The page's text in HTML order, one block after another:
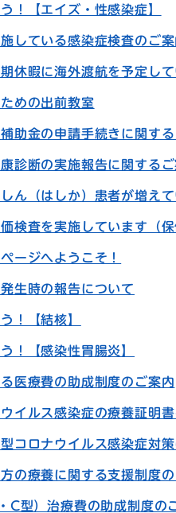
！【エイズ・性感染症】
している感染症検査のご案
休暇に海外渡航を予定し
めの出前教室
助金の申請手続きに関す
診断の実施報告に関するご
ん（はしか）患者が増え
検査を実施しています（保
ージへようこそ！
生時の報告について
！【結核】
！【感染性胃腸炎】
医療費の助成制度のご案内
イルス感染症の療養証明
コロナウイルス感染症対
の療養に関する支援制度
C型）治療費の助成制度の